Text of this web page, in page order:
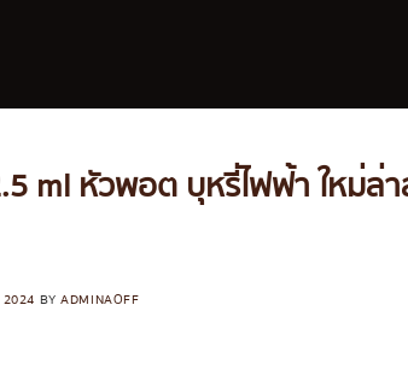
ml หัวพอต บุหรี่ไฟฟ้า ใหม่ล่
2024 BYADMINAOFF